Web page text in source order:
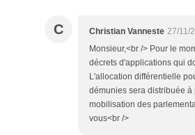
C Christian Vanneste 27/11/
Monsieur,<br /> Pour le
décrets d'applications qui
L'allocation différentielle
démunies sera distribuée
mobilisation des
vous<br />